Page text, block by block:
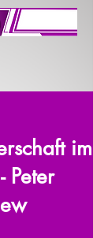
im
Peter